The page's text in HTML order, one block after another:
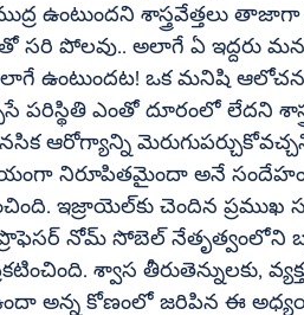
ఉంటుందని శాస్త్రవేత్తలు
సరి పోలవు.. అలాగే ఏ ఇద్దరు
ఉంటుందట! ఒక మనిషి
పరిస్థితి ఎంతో దూరంలో లేదని
ఆరోగ్యాన్ని
నిరూపితమైందా అనే సందేహం
వీజ్‌మన్‌ ఇన్‌స్టిట్యూట్‌ ఆఫ్‌ సైన్స్‌కు
పరి శోధన
శ్వాస తీరుతెన్నులకు,
కోణంలో జరిపిన ఈ అధ్యయన